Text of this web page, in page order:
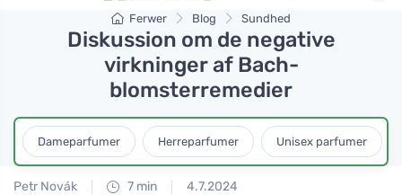
Ferwer Blog Sundhed
Diskussion om de negative
virkninger af Bach-
blomsterremedier
Dameparfumer Herreparfumer Unisex parfumer
Petr Novák 7 min 4.7.2024